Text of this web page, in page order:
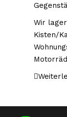
Wir
Kisten/